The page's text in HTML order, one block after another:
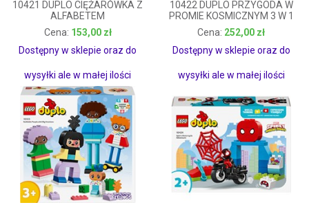
10421 DUPLO CIĘŻARÓWKA Z
ALFABETEM
153,00 zł
Dostępny w sklepie oraz do
wysyłki ale w małej ilości
153,00 zł
10422 DUPLO PRZYGODA W
PROMIE KOSMICZNYM 3 W 1
252,00 zł
Dostępny w sklepie oraz do
wysyłki ale w małej ilości
252,00 zł